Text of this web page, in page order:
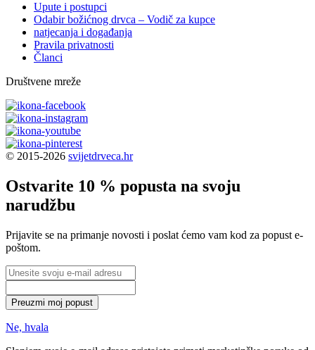
Upute i postupci
Odabir božićnog drvca – Vodič za kupce
natjecanja i događanja
Pravila privatnosti
Članci
Društvene mreže
© 2015-2026 svijetdrveca.hr
Ostvarite 10 % popusta na svoju
narudžbu
Prijavite se na primanje novosti i poslat ćemo vam kod za popust e-
poštom.
Preuzmi moj popust
Ne, hvala